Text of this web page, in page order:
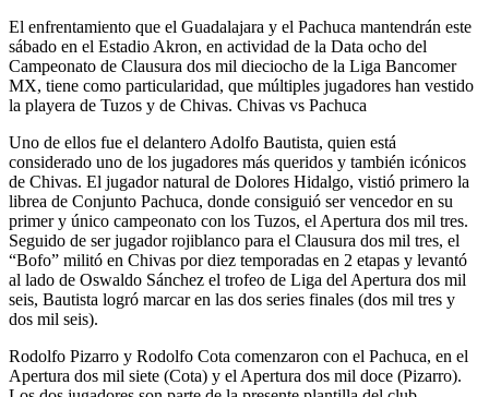
El enfrentamiento que el Guadalajara y el Pachuca mantendrán este
sábado en el Estadio Akron, en actividad de la Data ocho del
Campeonato de Clausura dos mil dieciocho de la Liga Bancomer
MX, tiene como particularidad, que múltiples jugadores han vestido
la playera de Tuzos y de Chivas. Chivas vs Pachuca
Uno de ellos fue el delantero Adolfo Bautista, quien está
considerado uno de los jugadores más queridos y también icónicos
de Chivas. El jugador natural de Dolores Hidalgo, vistió primero la
librea de Conjunto Pachuca, donde consiguió ser vencedor en su
primer y único campeonato con los Tuzos, el Apertura dos mil tres.
Seguido de ser jugador rojiblanco para el Clausura dos mil tres, el
“Bofo” militó en Chivas por diez temporadas en 2 etapas y levantó
al lado de Oswaldo Sánchez el trofeo de Liga del Apertura dos mil
seis, Bautista logró marcar en las dos series finales (dos mil tres y
dos mil seis).
Rodolfo Pizarro y Rodolfo Cota comenzaron con el Pachuca, en el
Apertura dos mil siete (Cota) y el Apertura dos mil doce (Pizarro).